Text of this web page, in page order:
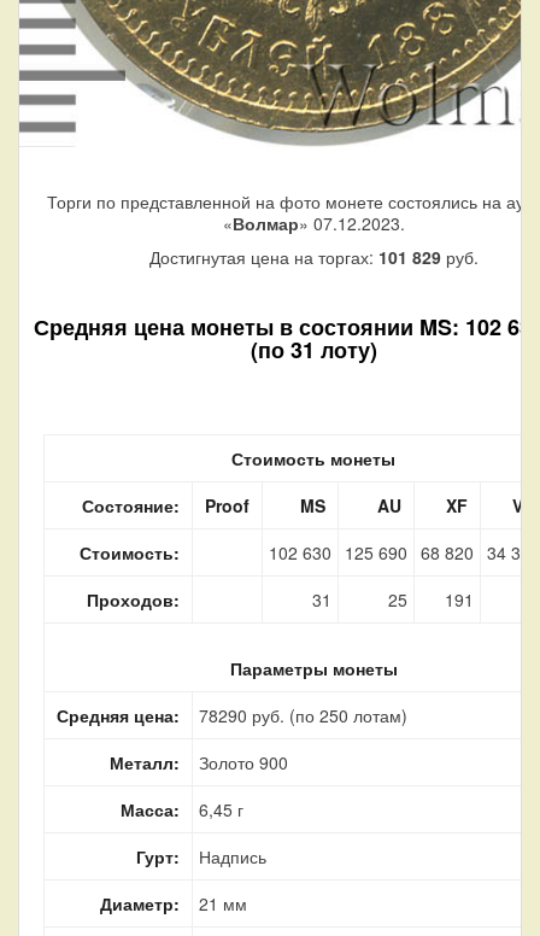
Торги по представленной на фото монете состоялись на
«Волмар» 07.12.2023.
Достигнутая цена на торгах: 101 829руб.
Средняя цена монеты в состоянии MS: 102
(по 31 лоту)
Стоимость монеты
Состояние:
Proof MS AU XF
VF
Стоимость:
102 630 125 690 68 820 34 300
Проходов:
31 25 191
Параметры монеты
Средняя цена:
78290 руб. (по 250 лотам)
Металл:
Золото 900
Масса:
6,45 г
Гурт:
Надпись
Диаметр:
21 мм